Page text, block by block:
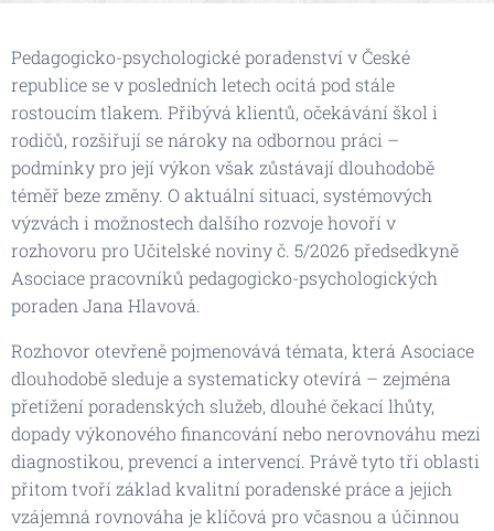
Pedagogicko-psychologické poradenství v České
republice se v posledních letech ocitá pod stále
rostoucím tlakem. Přibývá klientů, očekávání škol i
rodičů, rozšiřují se nároky na odbornou práci –
podmínky pro její výkon však zůstávají dlouhodobě
téměř beze změny. O aktuální situaci, systémových
výzvách i možnostech dalšího rozvoje hovoří v
rozhovoru pro Učitelské noviny č. 5/2026 předsedkyně
Asociace pracovníků pedagogicko-psychologických
poraden Jana Hlavová.
Rozhovor otevřeně pojmenovává témata, která Asociace
dlouhodobě sleduje a systematicky otevírá – zejména
přetížení poradenských služeb, dlouhé čekací lhůty,
dopady výkonového financování nebo nerovnováhu mezi
diagnostikou, prevencí a intervencí. Právě tyto tři oblasti
přitom tvoří základ kvalitní poradenské práce a jejich
vzájemná rovnováha je klíčová pro včasnou a účinnou